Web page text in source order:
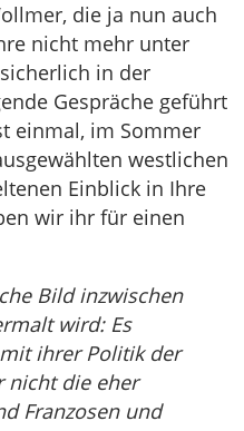
die ja nun auch
nicht mehr unter
in der
Gespräche geführt
einmal, im Sommer
westlichen
Einblick in Ihre
wir ihr für einen
Bild inzwischen
wird: Es
ihrer Politik der
nicht die eher
Franzosen und